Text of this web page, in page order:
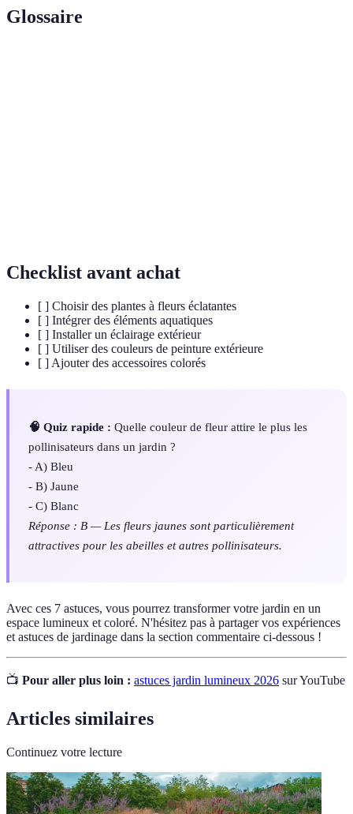
Glossaire
Checklist avant achat
[ ] Choisir des plantes à fleurs éclatantes
[ ] Intégrer des éléments aquatiques
[ ] Installer un éclairage extérieur
[ ] Utiliser des couleurs de peinture extérieure
[ ] Ajouter des accessoires colorés
🧠 Quiz rapide : Quelle couleur de fleur attire le plus les
pollinisateurs dans un jardin ?
- A) Bleu
- B) Jaune
- C) Blanc
Réponse : B — Les fleurs jaunes sont particulièrement
attractives pour les abeilles et autres pollinisateurs.
Avec ces 7 astuces, vous pourrez transformer votre jardin en un
espace lumineux et coloré. N'hésitez pas à partager vos expériences
et astuces de jardinage dans la section commentaire ci-dessous !
📺 Pour aller plus loin : astuces jardin lumineux 2026 sur YouTube
Articles similaires
Continuez votre lecture